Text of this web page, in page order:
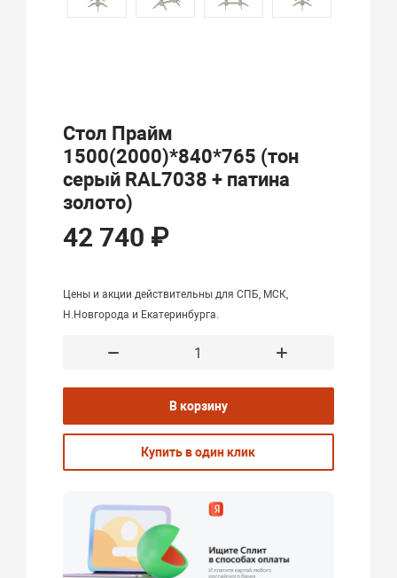
Стол Прайм
1500(2000)*840*765 (тон
серый RAL7038 + патина
золото)
42 740 ₽
Цены и акции действительны для СПБ, МСК,
Н.Новгорода и Екатеринбурга.
В корзину
Купить в один клик